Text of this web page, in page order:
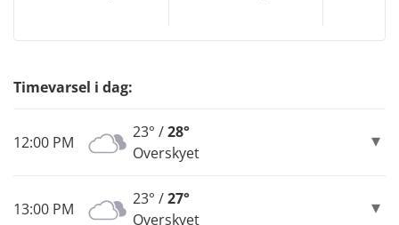
Timevarsel i dag:
12:00 PM
23° /28°
Overskyet
13:00 PM
23° /27°
Overskyet